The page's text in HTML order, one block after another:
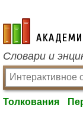
academic.ru
Словари и
Толкования